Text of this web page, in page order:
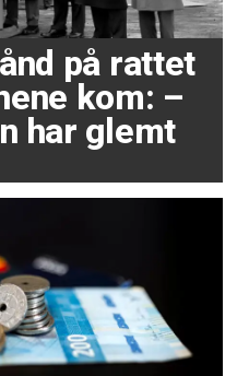
på rattet
kom: –
har glemt